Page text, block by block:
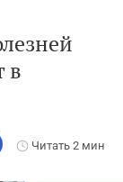
в
Читать 2 мин